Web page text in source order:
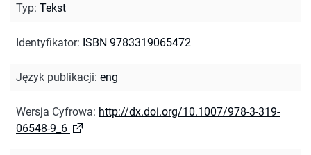
Typ: Tekst
Identyfikator: ISBN 9783319065472
Język publikacji: eng
Wersja Cyfrowa: http://dx.doi.org/10.1007/978-3-319-
06548-9_6